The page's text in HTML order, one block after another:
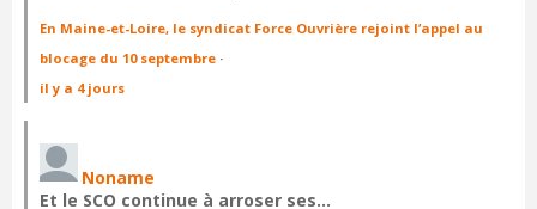
En Maine-et-Loire, le syndicat Force Ouvrière rejoint l’appel au
blocage du 10 septembre ·
il y a 4 jours
Noname
Et le SCO continue à arroser ses…